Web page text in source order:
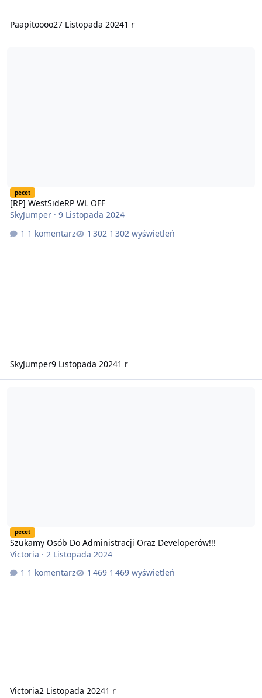
Paapitoooo27 Listopada 20241 r
pecet
[RP] WestSideRP WL OFF
SkyJumper· 9 Listopada 2024
1 komentarz
1 302 wyświetleń
SkyJumper9 Listopada 20241 r
pecet
Szukamy Osób Do Administracji Oraz Developerów!!!
Victoria · 2 Listopada 2024
1 komentarz
1 469 wyświetleń
Victoria2 Listopada 20241 r